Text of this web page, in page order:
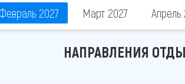
2027 Март 2027 Апрель
НАПРАВЛЕНИЯ